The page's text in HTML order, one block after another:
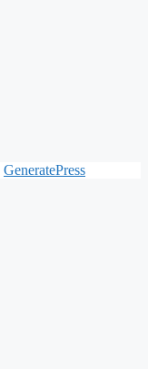
GeneratePress